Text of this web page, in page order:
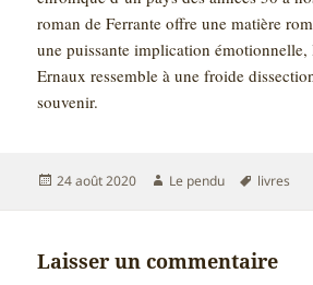
roman de Ferrante offre une matière
une puissante implication émotionnelle,
Ernaux ressemble à une froide
souvenir.
Publié
24 août 2020 Auteur
Le pendu
Mots-
livres
Laisser un commentaire